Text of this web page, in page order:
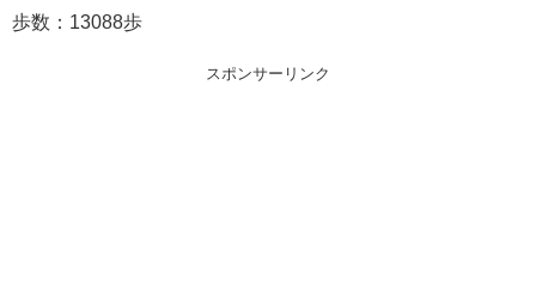
歩数：13088歩
スポンサーリンク